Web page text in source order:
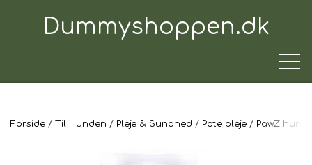
Dummyshoppen.dk
TRÆNINGSUDSTYR
Forside Til Hunden Pleje & Sundhed Pote pleje PawZ